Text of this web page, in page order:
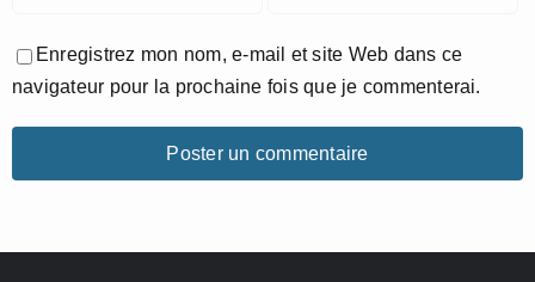
Enregistrez mon nom, e-mail et site Web dans ce
navigateur pour la prochaine fois que je commenterai.